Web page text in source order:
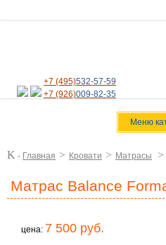
+7 (495)532-57-59
+7 (926)009-82-35
Меню
K - Главная > Кровати > Матрасы >
Матрас Balance
цена: 7 500 руб.